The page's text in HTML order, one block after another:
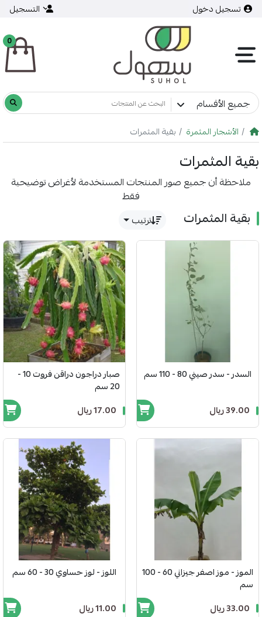
تسجيل دخول التسجيل
0
جميع الأقسام
الأشجار المثمرة بقية المثمرات
بقية المثمرات
ملاحظة أن جميع صور المنتجات المستخدمة لأغراض توضيحية
فقط
بقية المثمرات ترتيب
السدر - سدر صيني 80 - 110 سم
39.00 ريال
صبار دراجون دراقن فروت 10 -
20 سم
17.00 ريال
الموز - موز اصفر جيزاني 60 - 100
سم
33.00 ريال
اللوز - لوز حساوي 30 - 60 سم
11.00 ريال